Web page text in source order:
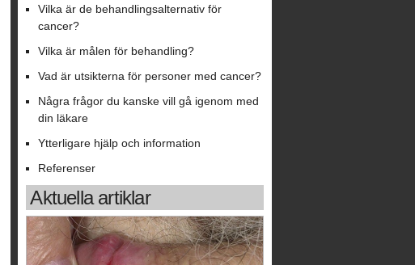
Vilka är de behandlingsalternativ för
cancer?
Vilka är målen för behandling?
Vad är utsikterna för personer med cancer?
Några frågor du kanske vill gå igenom med
din läkare
Ytterligare hjälp och information
Referenser
Aktuella artiklar